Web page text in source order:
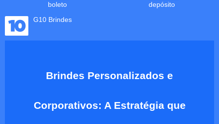
boleto
depósito
G10 Brindes
Brindes Personalizados e
Corporativos: A Estratégia que